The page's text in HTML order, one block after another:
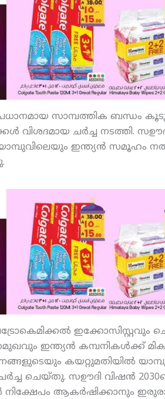
സാമ്പത്തിക
വിശദമായ ചര്‍ച്ച നടത്തി.
ഇന്ത്യന്‍ സമൂഹം
ഇക്കോസിസ്റ്റവും
ഇന്ത്യന്‍ കമ്പനികള്‍ക്ക്
കയറ്റുമതിയില്‍ യാമ്പു
ചെയ്തു. സഊദി വിഷന്‍
ആകര്‍ഷിക്കാനും